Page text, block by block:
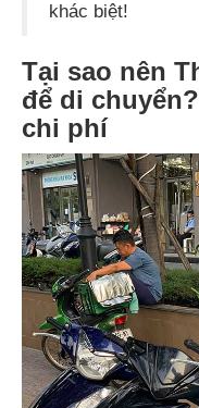
khác biệt!
Tại sao nên
để di
chi phí